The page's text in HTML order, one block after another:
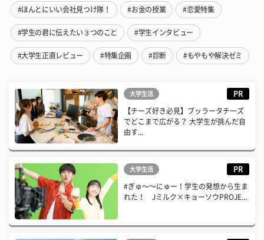
#ほんとにいい会社見つけ隊！ #お金の授業 #恋愛特集
#学生の君に伝えたい３つのこと #学生インタビュー
#大学生正直レビュー #特集企画 #診断 #もやもや解決ゼミ
大学生活 PR
【チーズ好き必見】ブッラータチーズ
でどこまで広がる？ 大学生が挑んだ自
由す...
大学生活 PR
#ぎゅ〜〜にゅー！学生の発想から生ま
れた！ Jミルク×キョーソウPROJE...